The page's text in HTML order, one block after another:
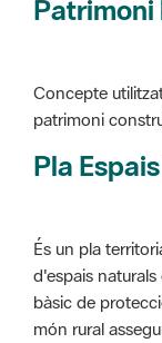
Concepte
Pla
És un pla
món rural
activitats
manteniment els
figura del PEIN